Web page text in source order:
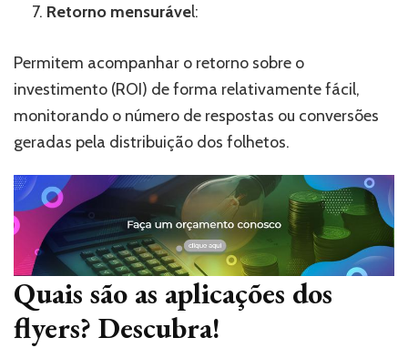
Retorno mensurável:
Permitem acompanhar o retorno sobre o
investimento (ROI) de forma relativamente fácil,
monitorando o número de respostas ou conversões
geradas pela distribuição dos folhetos.
Quais são as aplicações dos
flyers? Descubra!